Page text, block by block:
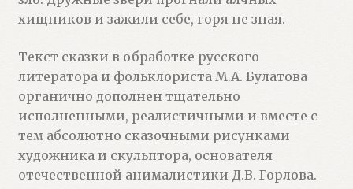
хищников и зажили себе, горя не зная.
Текст сказки в обработке русского
литератора и фольклориста М.А. Булатова
органично дополнен тщательно
исполненными, реалистичными и вместе с
тем абсолютно сказочными рисунками
художника и скульптора, основателя
отечественной анималистики Д.В. Горлова.